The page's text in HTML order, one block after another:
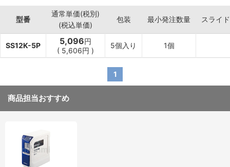
・テープ幅(mm)：12
・テープ色：白
・テープ長さ(m)：8
・文字色：黒
・黒文字
・JANコード：4971660763276
・テープ：PET
・ケース：ABS
型番
通常単価(税別)
(税込単価)
包装 最小発注数量 スライ
SS12K-5P 5,096円
( 5,606円 )
5個入り 1個
1
商品担当おすすめ